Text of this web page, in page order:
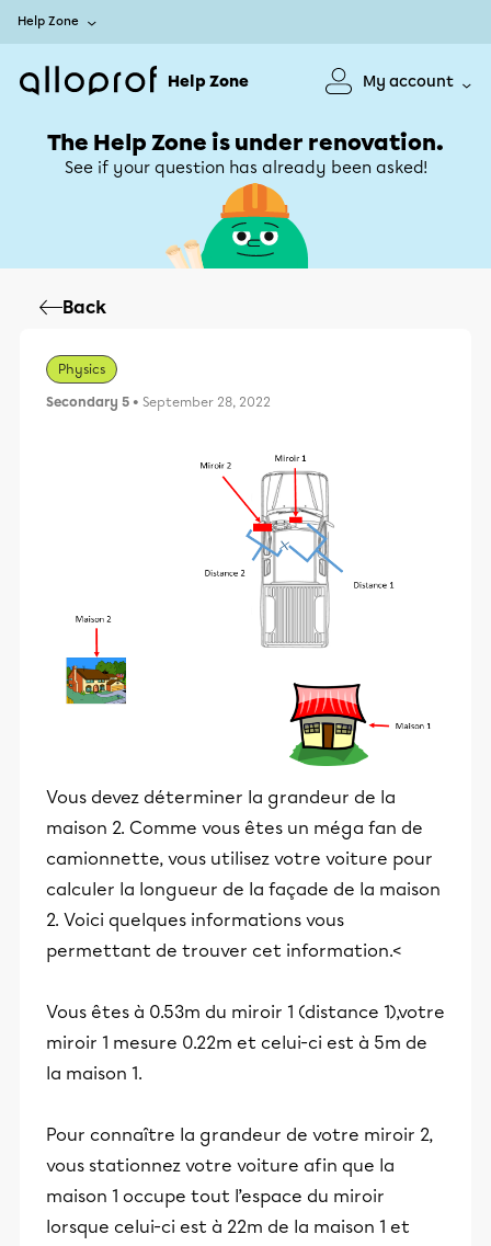
Help Zone
Help Zone My account
The Help Zone is under renovation.
See if your question has already been asked!
Back
Physics
Secondary 5 • September 28, 2022
Vous devez déterminer la grandeur de la
maison 2. Comme vous êtes un méga fan de
camionnette, vous utilisez votre voiture pour
calculer la longueur de la façade de la maison
2. Voici quelques informations vous
permettant de trouver cet information.<
Vous êtes à 0.53m du miroir 1 (distance 1),votre
miroir 1 mesure 0.22m et celui-ci est à 5m de
la maison 1.
Pour connaître la grandeur de votre miroir 2,
vous stationnez votre voiture afin que la
maison 1 occupe tout l’espace du miroir
lorsque celui-ci est à 22m de la maison 1 et